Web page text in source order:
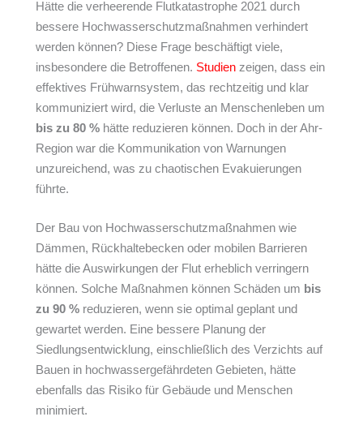
Hätte die verheerende Flutkatastrophe 2021 durch
bessere Hochwasserschutzmaßnahmen verhindert
werden können? Diese Frage beschäftigt viele,
insbesondere die Betroffenen. Studien zeigen, dass ein
effektives Frühwarnsystem, das rechtzeitig und klar
kommuniziert wird, die Verluste an Menschenleben um
bis zu 80 % hätte reduzieren können. Doch in der Ahr-
Region war die Kommunikation von Warnungen
unzureichend, was zu chaotischen Evakuierungen
führte.
Der Bau von Hochwasserschutzmaßnahmen wie
Dämmen, Rückhaltebecken oder mobilen Barrieren
hätte die Auswirkungen der Flut erheblich verringern
können. Solche Maßnahmen können Schäden um bis
zu 90 % reduzieren, wenn sie optimal geplant und
gewartet werden. Eine bessere Planung der
Siedlungsentwicklung, einschließlich des Verzichts auf
Bauen in hochwassergefährdeten Gebieten, hätte
ebenfalls das Risiko für Gebäude und Menschen
minimiert.